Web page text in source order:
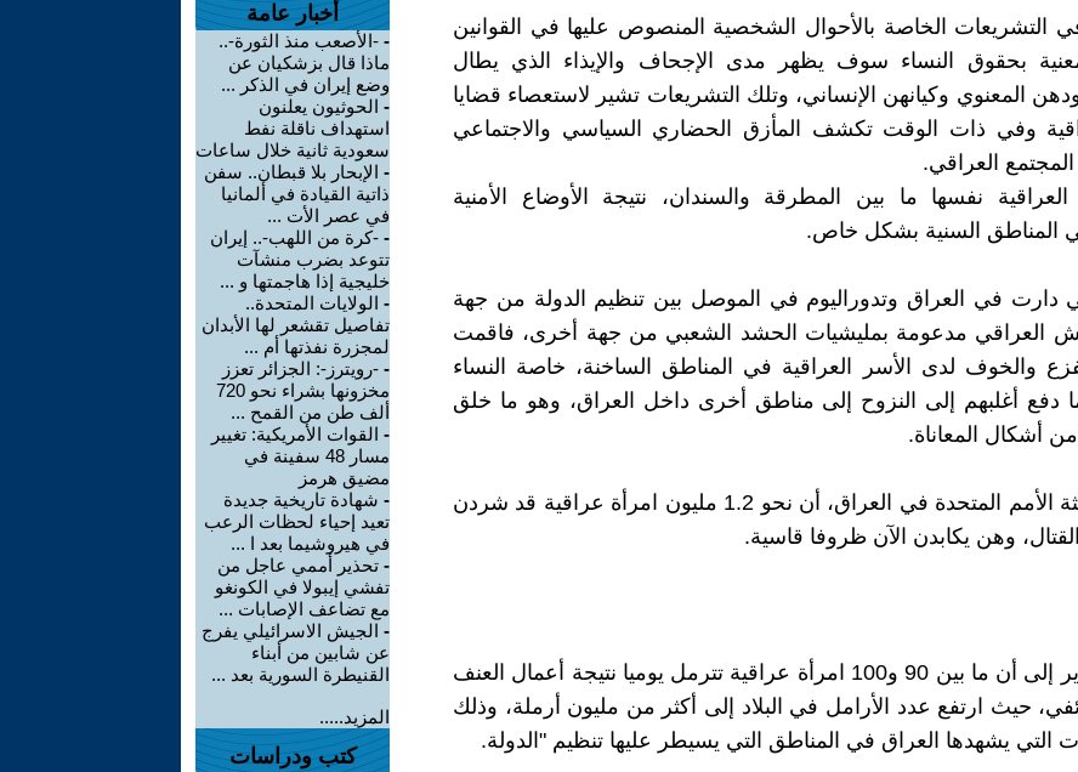
التشريعات الخاصة بالأحوال الشخصية المنصوص عليها في القوانين
بحقوق النساء سوف يظهر مدى الإجحاف والإيذاء الذي يطال
المعنوي وكيانهن الإنساني، وتلك التشريعات تشير لاستعصاء قضايا
وفي ذات الوقت تكشف المأزق الحضاري السياسي والاجتماعي
العراقي.
نفسها ما بين المطرقة والسندان، نتيجة الأوضاع الأمنية
المناطق السنية بشكل خاص.
دارت في العراق وتدوراليوم في الموصل بين تنظيم الدولة من جهة
العراقي مدعومة بمليشيات الحشد الشعبي من جهة أخرى، فاقمت
والخوف لدى الأسر العراقية في المناطق الساخنة، خاصة النساء
دفع أغلبهم إلى النزوح إلى مناطق أخرى داخل العراق، وهو ما خلق
أشكال المعاناة.
وقد بينت بعثة الأمم المتحدة في العراق، أن نحو 1.2 مليون امرأة عراقية قد شردن
وهن يكابدن الآن ظروفا قاسية.
ويشير التقرير إلى أن ما بين 90 و100 امرأة عراقية تترمل يوميا نتيجة أعمال العنف
حيث ارتفع عدد الأرامل في البلاد إلى أكثر من مليون أرملة، وذلك
التي يشهدها العراق في المناطق التي يسيطر عليها تنظيم "الدولة.
أخبار عامة
- -الأصعب منذ الثورة-..
ماذا قال بزشكيان عن
وضع إيران في الذكر ...
- الحوثيون يعلنون
استهداف ناقلة نفط
سعودية ثانية خلال ساعات
- الإبحار بلا قبطان.. سفن
ذاتية القيادة في ألمانيا
في عصر الأت ...
- -كرة من اللهب-.. إيران
تتوعد بضرب منشآت
خليجية إذا هاجمتها و ...
- الولايات المتحدة..
تفاصيل تقشعر لها الأبدان
لمجزرة نفذتها أم ...
- -رويترز-: الجزائر تعزز
مخزونها بشراء نحو 720
ألف طن من القمح ...
- القوات الأمريكية: تغيير
مسار 48 سفينة في
مضيق هرمز
- شهادة تاريخية جديدة
تعيد إحياء لحظات الرعب
في هيروشيما بعد ا ...
- تحذير أممي عاجل من
تفشي إيبولا في الكونغو
مع تضاعف الإصابات ...
- الجيش الاسرائيلي يفرج
عن شابين من أبناء
القنيطرة السورية بعد ...
المزيد.....
كتب ودراسات